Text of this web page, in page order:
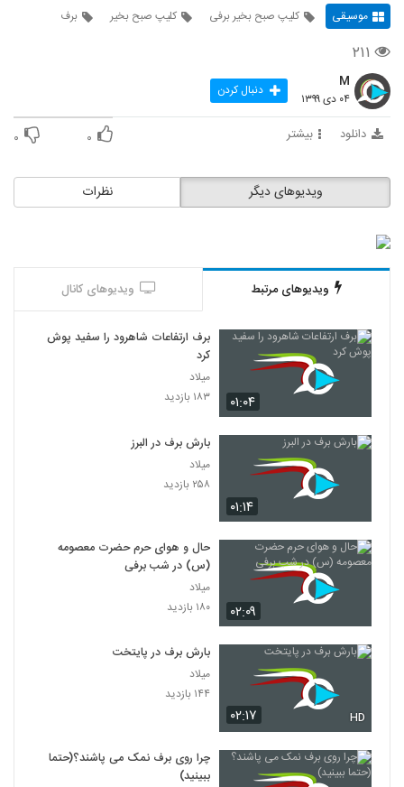
موسیقی کلیپ صبح بخیر برفی کلیپ صبح بخیر برف
۲۱۱
M
۰۴ دی ۱۳۹۹ دنبال کردن
دانلود بیشتر ۰ ۰
نظرات ویدیوهای دیگر
ویدیوهای مرتبط ویدیوهای کانال
۰۱:۰۴
برف ارتفاعات شاهرود را سفید پوش
کرد
میلاد
۱۸۳ بازدید
۰۱:۱۴
بارش برف در البرز
میلاد
۲۵۸ بازدید
۰۲:۰۹
حال و هوای حرم حضرت معصومه
(س) در شب برفی
میلاد
۱۸۰ بازدید
۰۲:۱۷ HD
بارش برف در پایتخت
میلاد
۱۴۴ بازدید
چرا روی برف نمک می پاشند؟(حتما
ببینید)